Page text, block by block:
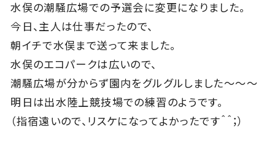
水俣の潮騒広場での予選会に変更になりました。
今日、主人は仕事だったので、
朝イチで水俣まで送って来ました。
水俣のエコパークは広いので、
潮騒広場が分からず園内をグルグルしました～～～
明日は出水陸上競技場での練習のようです。
（指宿遠いので、リスケになってよかったです＾＾；）